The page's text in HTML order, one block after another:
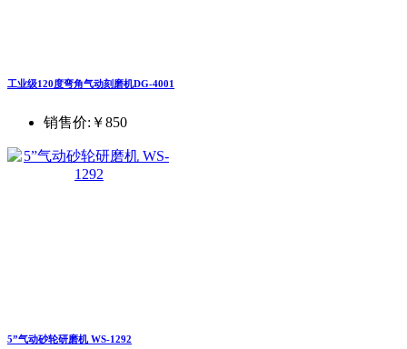
工业级120度弯角气动刻磨机DG-4001
销售价: ￥850
5”气动砂轮研磨机 WS-1292